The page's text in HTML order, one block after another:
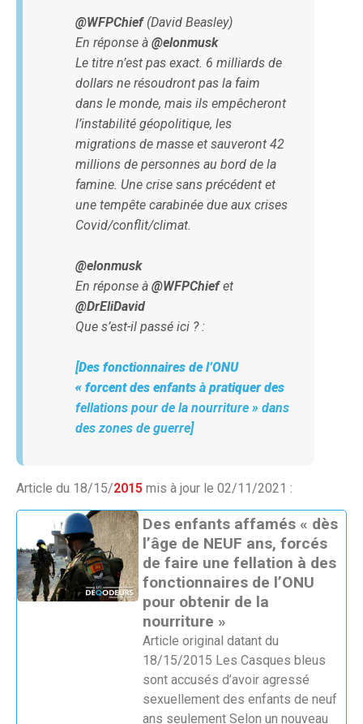
@WFPChief(David Beasley)
En réponse à @elonmusk
Le titre n’est pas exact. 6 milliards de
dollars ne résoudront pas la faim
dans le monde, mais ils empêcheront
l’instabilité géopolitique, les
migrations de masse et sauveront 42
millions de personnes au bord de la
famine. Une crise sans précédent et
une tempête carabinée due aux crises
Covid/conflit/climat.
@elonmusk
En réponse à @WFPChiefet
@DrEliDavid
Que s’est-il passé ici ? :
[Des fonctionnaires de l’ONU
« forcent des enfants à pratiquer des
fellations pour de la nourriture » dans
des zones de guerre]
Article du 18/15/2015 mis à jour le 02/11/2021 :
Des enfants affamés « dès
l’âge de NEUF ans, forcés
de faire une fellation à des
fonctionnaires de l’ONU
pour obtenir de la
nourriture »
Article original datant du
18/15/2015 Les Casques bleus
sont accusés d’avoir agressé
sexuellement des enfants de neuf
ans seulement Selon un nouveau